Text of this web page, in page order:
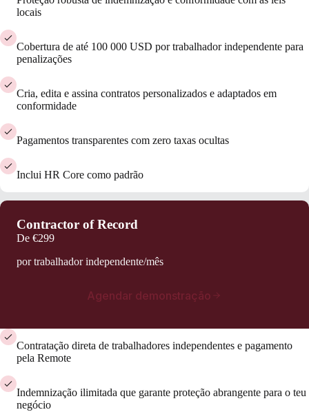
locais
Cobertura de até 100 000 USD por trabalhador independente para
penalizações
Cria, edita e assina contratos personalizados e adaptados em
conformidade
Pagamentos transparentes com zero taxas ocultas
Inclui HR Core como padrão
Contractor of Record
De €299
por trabalhador independente/mês
Agendar demonstração
Contratação direta de trabalhadores independentes e pagamento
pela Remote
Indemnização ilimitada que garante proteção abrangente para o teu
negócio